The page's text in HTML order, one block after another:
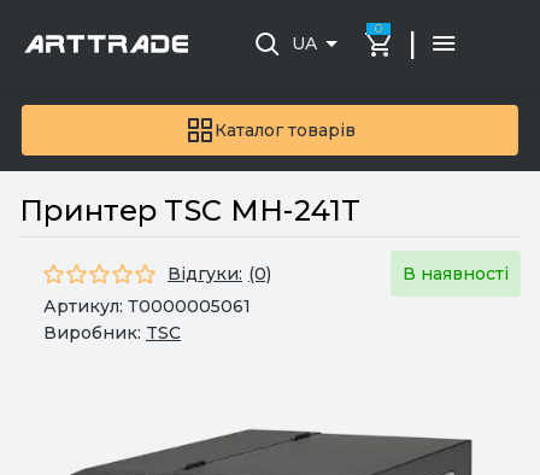
Каталог товарів
UA
0 |
Принтер TSC MH-241T
Відгуки: (0)
В наявності
Артикул: Т0000005061
Виробник: TSC